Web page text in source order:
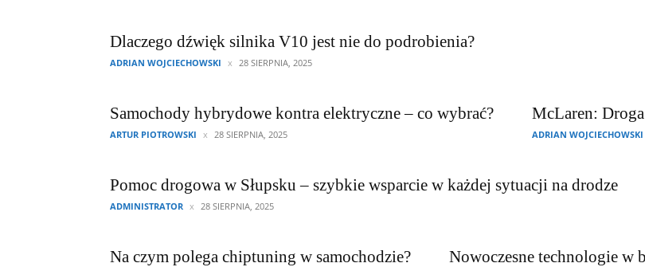
Dlaczego dźwięk silnika V10 jest nie do podrobienia?
ADRIAN WOJCIECHOWSKI 28 SIERPNIA, 2025
Samochody hybrydowe kontra elektryczne – co wybrać?
ARTUR PIOTROWSKI 28 SIERPNIA, 2025
McLaren:
ADRIAN WOJCIECHOWSKI
Pomoc drogowa w Słupsku – szybkie wsparcie w każdej sytuacji na drodze
ADMINISTRATOR 28 SIERPNIA, 2025
Na czym polega chiptuning w samochodzie? Nowoczesne technologie